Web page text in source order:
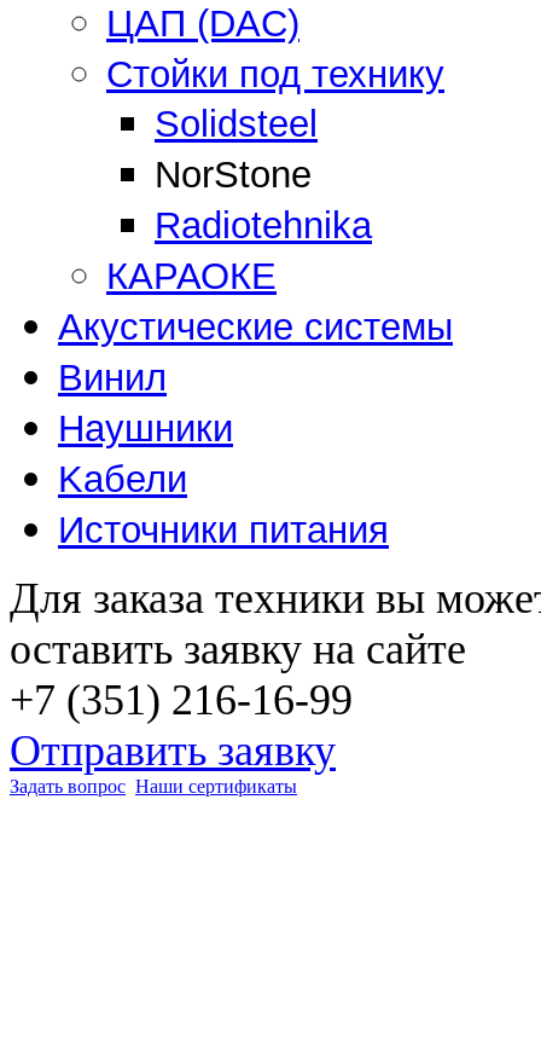
ЦАП (DAC)
Стойки под технику
Solidsteel
NorStone
Radiotehnika
КАРАОКЕ
Акустические системы
Винил
Наушники
Kабели
Источники питания
Для заказа техники вы
оставить заявку на сайте
+7 (351) 216-16-99
Отправить заявку
Задать вопрос Наши сертификаты